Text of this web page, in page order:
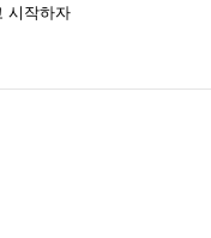
시작하자